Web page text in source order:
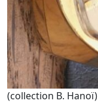
(collection B. Hanoï)